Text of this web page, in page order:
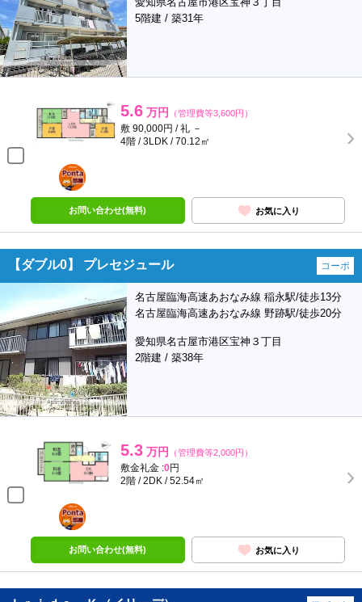
5階建 / 築31年
5.6 万円 （管理費等3,600円）
敷 90,000円 / 礼 －
4階 / 3LDK / 70.12㎡
ポンタ
部屋
お問い合わせ(無料) お気に入り
【ダブル0】 プレセジュール コーポ
名古屋臨海高速あおなみ線 稲永駅/徒歩13分
名古屋臨海高速あおなみ線 野跡駅/徒歩20分
愛知県名古屋市港区宝神３丁目
2階建 / 築38年
5.3 万円 （管理費等2,000円）
敷金礼金 :0円
2階 / 2DK / 52.54㎡
ポンタ
部屋
お問い合わせ(無料) お気に入り